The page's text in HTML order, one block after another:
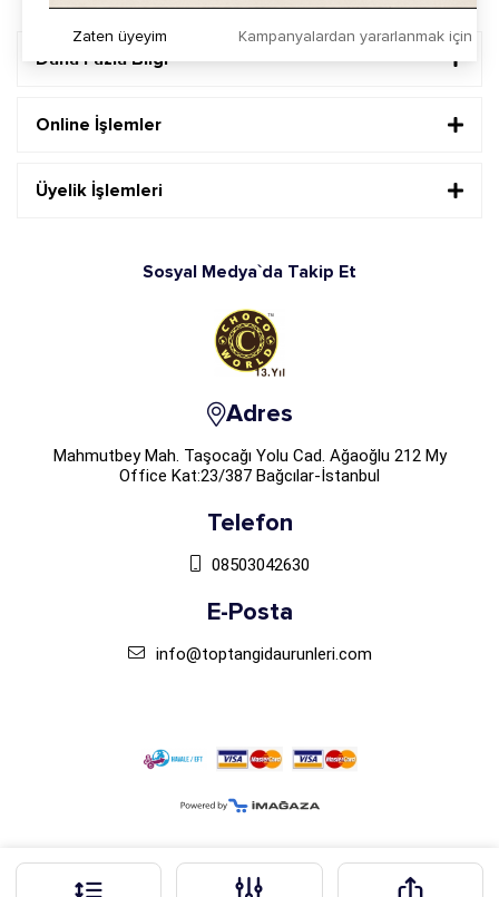
Daha Fazla Bilgi
Online İşlemler
Üyelik İşlemleri
Sosyal Medya`da Takip Et
Adres
Mahmutbey Mah. Taşocağı Yolu Cad. Ağaoğlu 212 My
Office Kat:23/387 Bağcılar-İstanbul
Telefon
08503042630
E-Posta
info@toptangidaurunleri.com
Kampanyalardan yararlanmak için
Zaten üyeyim